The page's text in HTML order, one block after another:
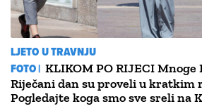
LJETO U TRAVNJU
FOTO | KLIKOM PO RIJECI Mnoge
Riječani dan su proveli u kratkim
Pogledajte koga smo sve sreli na